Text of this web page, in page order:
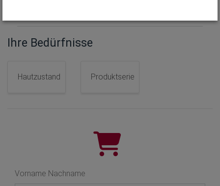
Ihre Bedürfnisse
Hautzustand Produktserie
Vorname Nachname